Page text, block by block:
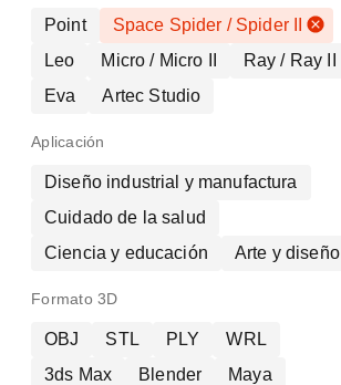
Point
Space Spider / Spider II
Leo
Micro / Micro II
Ray / Ray II
Eva
Artec Studio
Aplicación
Diseño industrial y manufactura
Cuidado de la salud
Ciencia y educación
Arte y diseño
Formato 3D
OBJ STL PLY
WRL
3ds Max
Blender Maya